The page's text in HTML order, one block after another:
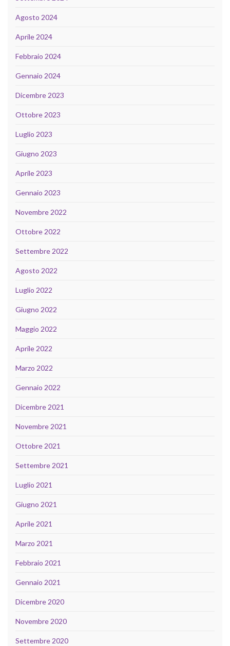
Agosto 2024
Aprile 2024
Febbraio 2024
Gennaio 2024
Dicembre 2023
Ottobre 2023
Luglio 2023
Giugno 2023
Aprile 2023
Gennaio 2023
Novembre 2022
Ottobre 2022
Settembre 2022
Agosto 2022
Luglio 2022
Giugno 2022
Maggio 2022
Aprile 2022
Marzo 2022
Gennaio 2022
Dicembre 2021
Novembre 2021
Ottobre 2021
Settembre 2021
Luglio 2021
Giugno 2021
Aprile 2021
Marzo 2021
Febbraio 2021
Gennaio 2021
Dicembre 2020
Novembre 2020
Settembre 2020